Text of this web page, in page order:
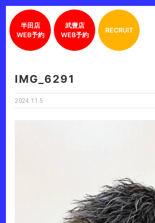
半田店
WEB予約
武豊店
WEB予約
RECRUIT
IMG_6291
2024.11.5